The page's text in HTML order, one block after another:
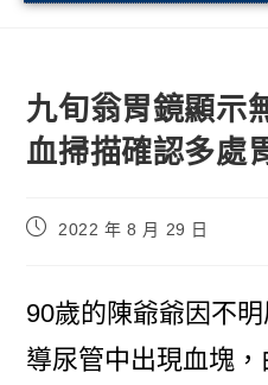
九旬翁胃鏡顯示
血掃描確認多處
2022 年 8 月 29 日
90歲的陳爺爺因不
導尿管中出現血塊